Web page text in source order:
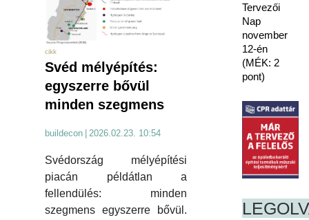
cikk
Svéd mélyépítés:
egyszerre bővül
minden szegmens
buildecon 2026.02.23. 10:54
Svédország mélyépítési
piacán példátlan a
fellendülés: minden
szegmens egyszerre bővül.
Tervezői
Nap
november
12-én
(MÉK: 2
pont)